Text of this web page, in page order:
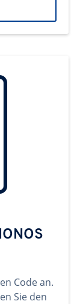
Code an.
Sie den